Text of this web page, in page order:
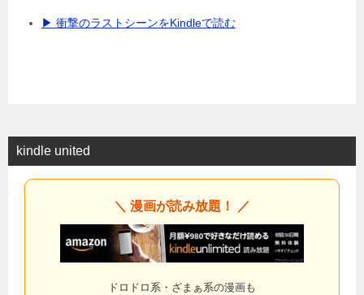
▶ 衝撃のラストシーンをKindleで読む
kindle united
＼ 漫画が読み放題！ ／
ドロドロ系・ざまぁ系の漫画も